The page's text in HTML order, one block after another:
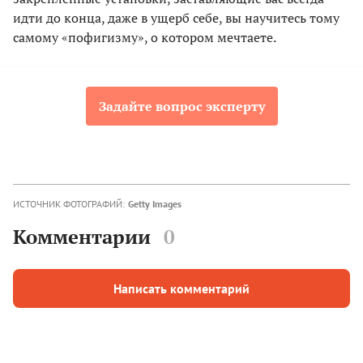
идти до конца, даже в ущерб себе, вы научитесь тому
самому «пофигизму», о котором мечтаете.
Задайте вопрос эксперту
ИСТОЧНИК ФОТОГРАФИЙ: Getty Images
Комментарии 0
Написать комментарий